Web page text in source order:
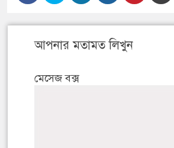
আপনার মতামত লিখুন
মেসেজ বক্স